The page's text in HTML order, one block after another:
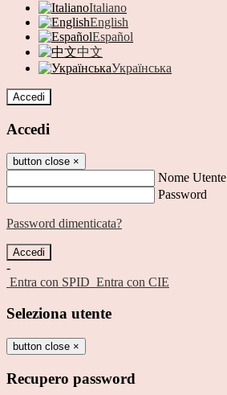
Italiano
English
Español
中文
Українська
Accedi
Accedi
button close ×
Nome Utente
Password
Password dimenticata?
-
Entra con SPID Entra con CIE
Seleziona utente
button close ×
Recupero password